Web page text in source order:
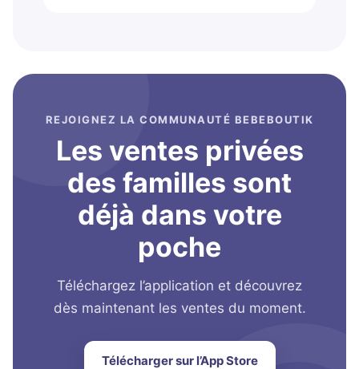
REJOIGNEZ LA COMMUNAUTÉ BEBEBOUTIK
Les ventes privées
des familles sont
déjà dans votre
poche
Téléchargez l’application et découvrez
dès maintenant les ventes du moment.
Télécharger sur l’App Store